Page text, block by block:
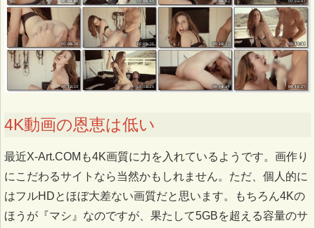
4K動画の恩恵は低い
最近X-Art.COMも4K画質に力を入れているようです。画作り
にこだわるサイトなら当然かもしれません。ただ、個人的に
はフルHDとほぼ大差ない画質だと思います。もちろん4Kの
ほうが『マシ』なのですが、果たして5GBを超える容量のサ